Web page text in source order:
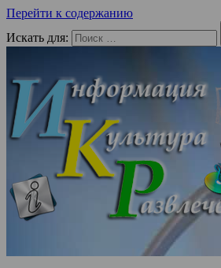
Перейти к содержанию
Искать для: